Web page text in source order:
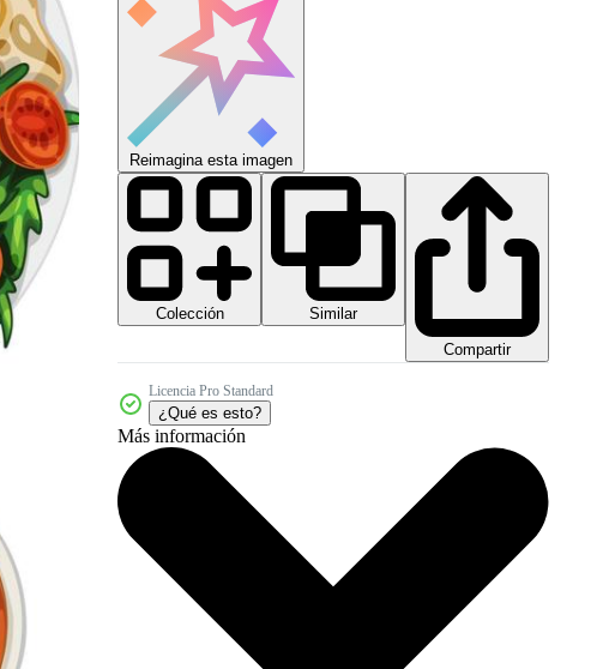
Reimagina esta imagen
Colección
Similar
Compartir
Licencia Pro Standard
¿Qué es esto?
Más información